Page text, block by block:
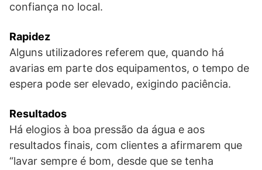
confiança no local.
Rapidez
Alguns utilizadores referem que, quando há
avarias em parte dos equipamentos, o tempo de
espera pode ser elevado, exigindo paciência.
Resultados
Há elogios à boa pressão da água e aos
resultados finais, com clientes a afirmarem que
“lavar sempre é bom, desde que se tenha